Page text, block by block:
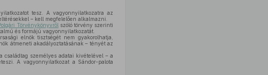
tesz. A vagyonnyilatkozatra az
– kell megfelelően alkalmazni.
Törvénykönyvről szóló törvény szerinti
és formájú vagyonnyilatkozatát.
elnök tisztségét nem gyakorolhatja,
átmeneti akadályoztatásának – tényét az
személyes adatai kivételével – a
A vagyonnyilatkozat a Sándor-palota